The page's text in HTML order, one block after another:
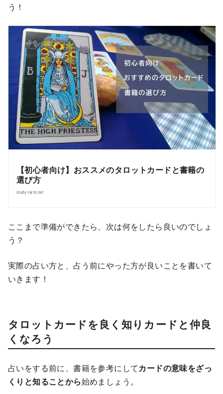
う！
【初心者向け】おススメのタロットカードと書籍の
選び方
study-tarot.net
ここまで準備ができたら、次は何をしたら良いのでしょ
う？
実際の占い方と、占う前にやった方が良いことを書いて
いきます！
タロットカードを良く知りカードと仲良
くなろう
占いをする前に、書籍を参考にしてカードの意味をざっ
くりと知ることから始めましょう。